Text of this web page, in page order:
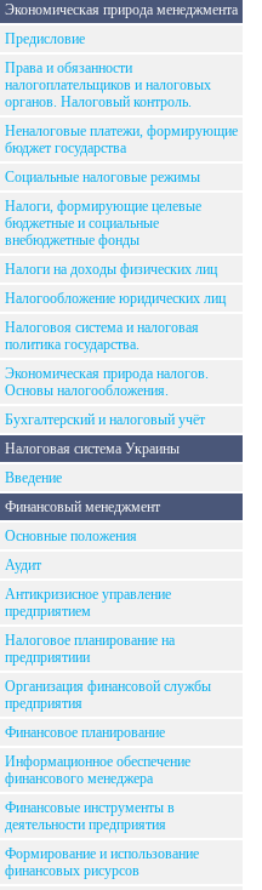
Экономическая природа менеджмента
Предисловие
Права и обязанности
налогоплательщиков и налоговых
органов. Налоговый контроль.
Неналоговые платежи, формирующие
бюджет государства
Социальные налоговые режимы
Налоги, формирующие целевые
бюджетные и социальные
внебюджетные фонды
Налоги на доходы физических лиц
Налогообложение юридических лиц
Налоговоя система и налоговая
политика государства.
Экономическая природа налогов.
Основы налогообложения.
Бухгалтерский и налоговый учёт
Налоговая система Украины
Введение
Финансовый менеджмент
Основные положения
Аудит
Антикризисное управление
предприятием
Налоговое планирование на
предприятиии
Организация финансовой службы
предприятия
Финансовое планирование
Информационное обеспечение
финансового менеджера
Финансовые инструменты в
деятельности предприятия
Формирование и использование
финансовых рисурсов